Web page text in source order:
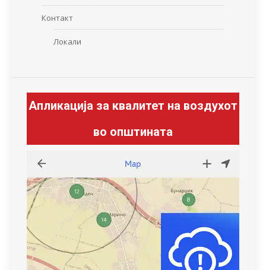
Контакт
Локали
Апликација за квалитет на воздухот
во општината